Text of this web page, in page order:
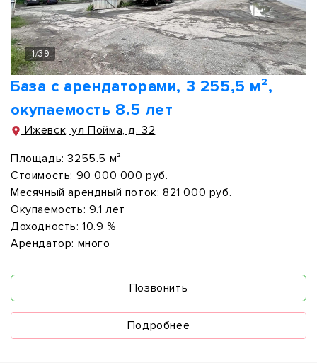
1/39
База с арендаторами, 3 255,5 м²,
окупаемость 8.5 лет
Ижевск, ул Пойма, д. 32
Площадь: 3255.5 м²
Стоимость: 90 000 000 руб.
Месячный арендный поток: 821 000 руб.
Окупаемость: 9.1 лет
Доходность: 10.9 %
Арендатор: много
Позвонить
Подробнее